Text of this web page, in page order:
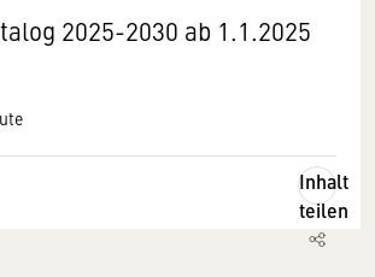
2025-2030 ab 1.1.2025
Inhalt
teilen